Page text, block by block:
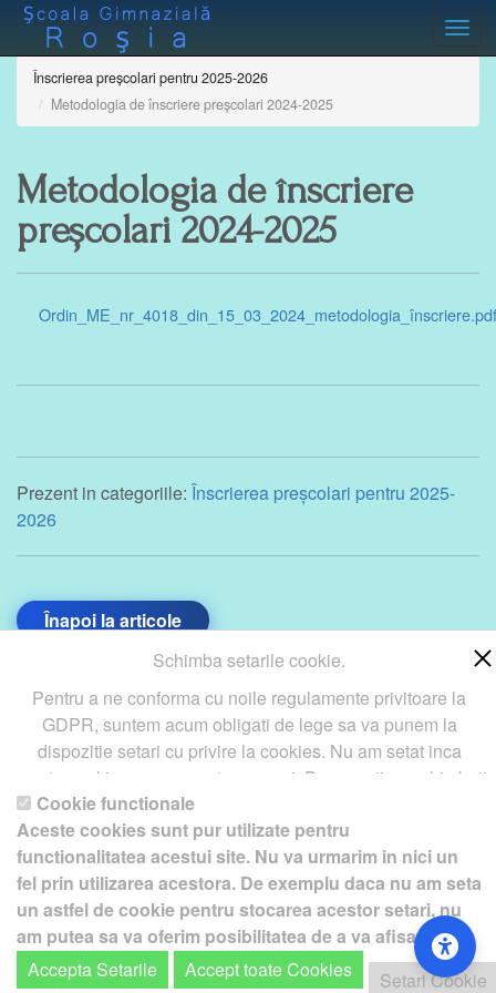
Înscrierea preșcolari pentru 2025-2026
Metodologia de înscriere preșcolari 2024-2025
Metodologia de înscriere
preșcolari 2024-2025
Ordin_ME_nr_4018_din_15_03_2024_metodologia_înscriere.pdf
Prezent in categoriile: Înscrierea preșcolari pentru 2025-
2026
Înapoi la articole
Copyright ©Petro&Aquis2022-2027 - servicii profesionale
de creareWebNou. Hai la noi !
Textele si imaginile prezente pe acest site au fost furnizate de
catre proprietarul de domeniu! Pentru orice probleme va rog sa ne
contactati.
Schimba setarile cookie.
Pentru a ne conforma cu noile regulamente privitoare la
GDPR, suntem acum obligati de lege sa va punem la
dispozitie setari cu privire la cookies. Nu am setat inca
aceste cookie care v-ar putea urmari. Daca vreti sa schimbati
aceste setari mai tarziu, va punem la dispozitie un buton in
coltul de jos al paginii. In orice caz, va aducem la cunostiinta
ca unele cookie sunt intr-adevar necesare website-ului
nostru pentru a functiona, si nu pot fi dezactivate.Daca nu
sunteti de acord cu aceasta: Va rugam sa nu vizitati acest
site.
Cookie functionale
Aceste cookies sunt pur utilizate pentru
functionalitatea acestui site. Nu va urmarim in nici un
fel prin utilizarea acestora. De exemplu daca nu am seta
un astfel de cookie pentru stocarea acestor setari, nu
am putea sa va oferim posibilitatea de a va afisa acest
ecran cu optiuni.
Accepta Setarile Accept toate Cookies Setari Cookie
Setari Cookie